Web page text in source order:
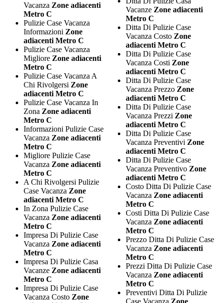
Vacanza Zone adiacenti
Metro C
Pulizie Case Vacanza
Informazioni Zone
adiacenti Metro C
Pulizie Case Vacanza
Migliore Zone adiacenti
Metro C
Pulizie Case Vacanza A
Chi Rivolgersi Zone
adiacenti Metro C
Pulizie Case Vacanza In
Zona Zone adiacenti
Metro C
Informazioni Pulizie Case
Vacanza Zone adiacenti
Metro C
Migliore Pulizie Case
Vacanza Zone adiacenti
Metro C
A Chi Rivolgersi Pulizie
Case Vacanza Zone
adiacenti Metro C
In Zona Pulizie Case
Vacanza Zone adiacenti
Metro C
Impresa Di Pulizie Case
Vacanza Zone adiacenti
Metro C
Impresa Di Pulizie Casa
Vacanze Zone adiacenti
Metro C
Impresa Di Pulizie Case
Vacanza Costo Zone
Vacanze Zone adiacenti
Metro C
Ditta Di Pulizie Case
Vacanza Costo Zone
adiacenti Metro C
Ditta Di Pulizie Case
Vacanza Costi Zone
adiacenti Metro C
Ditta Di Pulizie Case
Vacanza Prezzo Zone
adiacenti Metro C
Ditta Di Pulizie Case
Vacanza Prezzi Zone
adiacenti Metro C
Ditta Di Pulizie Case
Vacanza Preventivi Zone
adiacenti Metro C
Ditta Di Pulizie Case
Vacanza Preventivo Zone
adiacenti Metro C
Costo Ditta Di Pulizie Case
Vacanza Zone adiacenti
Metro C
Costi Ditta Di Pulizie Case
Vacanza Zone adiacenti
Metro C
Prezzo Ditta Di Pulizie Case
Vacanza Zone adiacenti
Metro C
Prezzi Ditta Di Pulizie Case
Vacanza Zone adiacenti
Metro C
Preventivi Ditta Di Pulizie
Case Vacanza Zone